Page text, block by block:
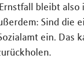
bleibt
Sind die
ein. Das